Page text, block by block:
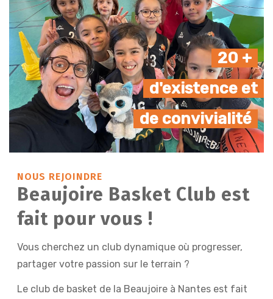
20 +
d'existence et
de convivialité
NOUS REJOINDRE
Beaujoire Basket Club est
fait pour vous !
Vous cherchez un club dynamique où progresser,
partager votre passion sur le terrain ?
Le club de basket de la Beaujoire à Nantes est fait